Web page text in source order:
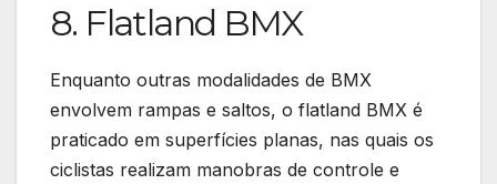
8. Flatland BMX
Enquanto outras modalidades de BMX
envolvem rampas e saltos, o flatland BMX é
praticado em superfícies planas, nas quais os
ciclistas realizam manobras de controle e